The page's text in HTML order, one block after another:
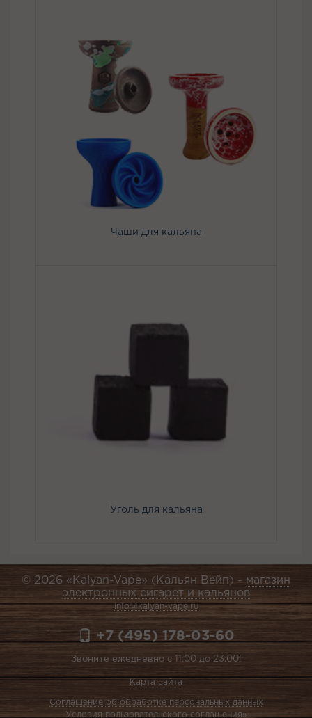
Чаши для кальяна
Уголь для кальяна
© 2026 «Kalyan-Vape» (Кальян Вейп) - магазин
электронных сигарет и кальянов
info@kalyan-vape.ru
+7 (495) 178-03-60
Звоните ежедневно с 11:00 до 23:00!
Карта сайта
Соглашение об обработке персональных данных
Условия пользовательского соглашения»